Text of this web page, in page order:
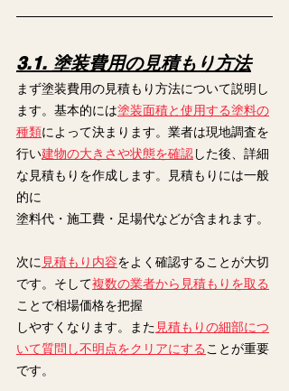
3.1. 塗装費用の見積もり方法
まず塗装費用の見積もり方法について説明し
ます。基本的には塗装面積と使用する塗料の
種類によって決まります。業者は現地調査を
行い建物の大きさや状態を確認した後、詳細
な見積もりを作成します。見積もりには一般
的に
塗料代・施工費・足場代などが含まれます。
次に 見積もり内容をよく確認することが大切
です。そして複数の業者から見積もりを取る
ことで相場価格を把握
しやすくなります。また 見積もりの細部につ
いて質問し不明点をクリアにする ことが重要
です。